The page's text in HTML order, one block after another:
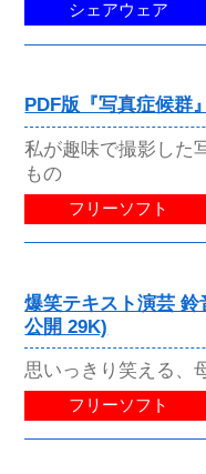
シェアウェア
PDF版『写真症候群
私が趣味で撮影した
もの
フリーソフト
爆笑テキスト演芸 鈴
公開 29K)
思いっきり笑える、
フリーソフト